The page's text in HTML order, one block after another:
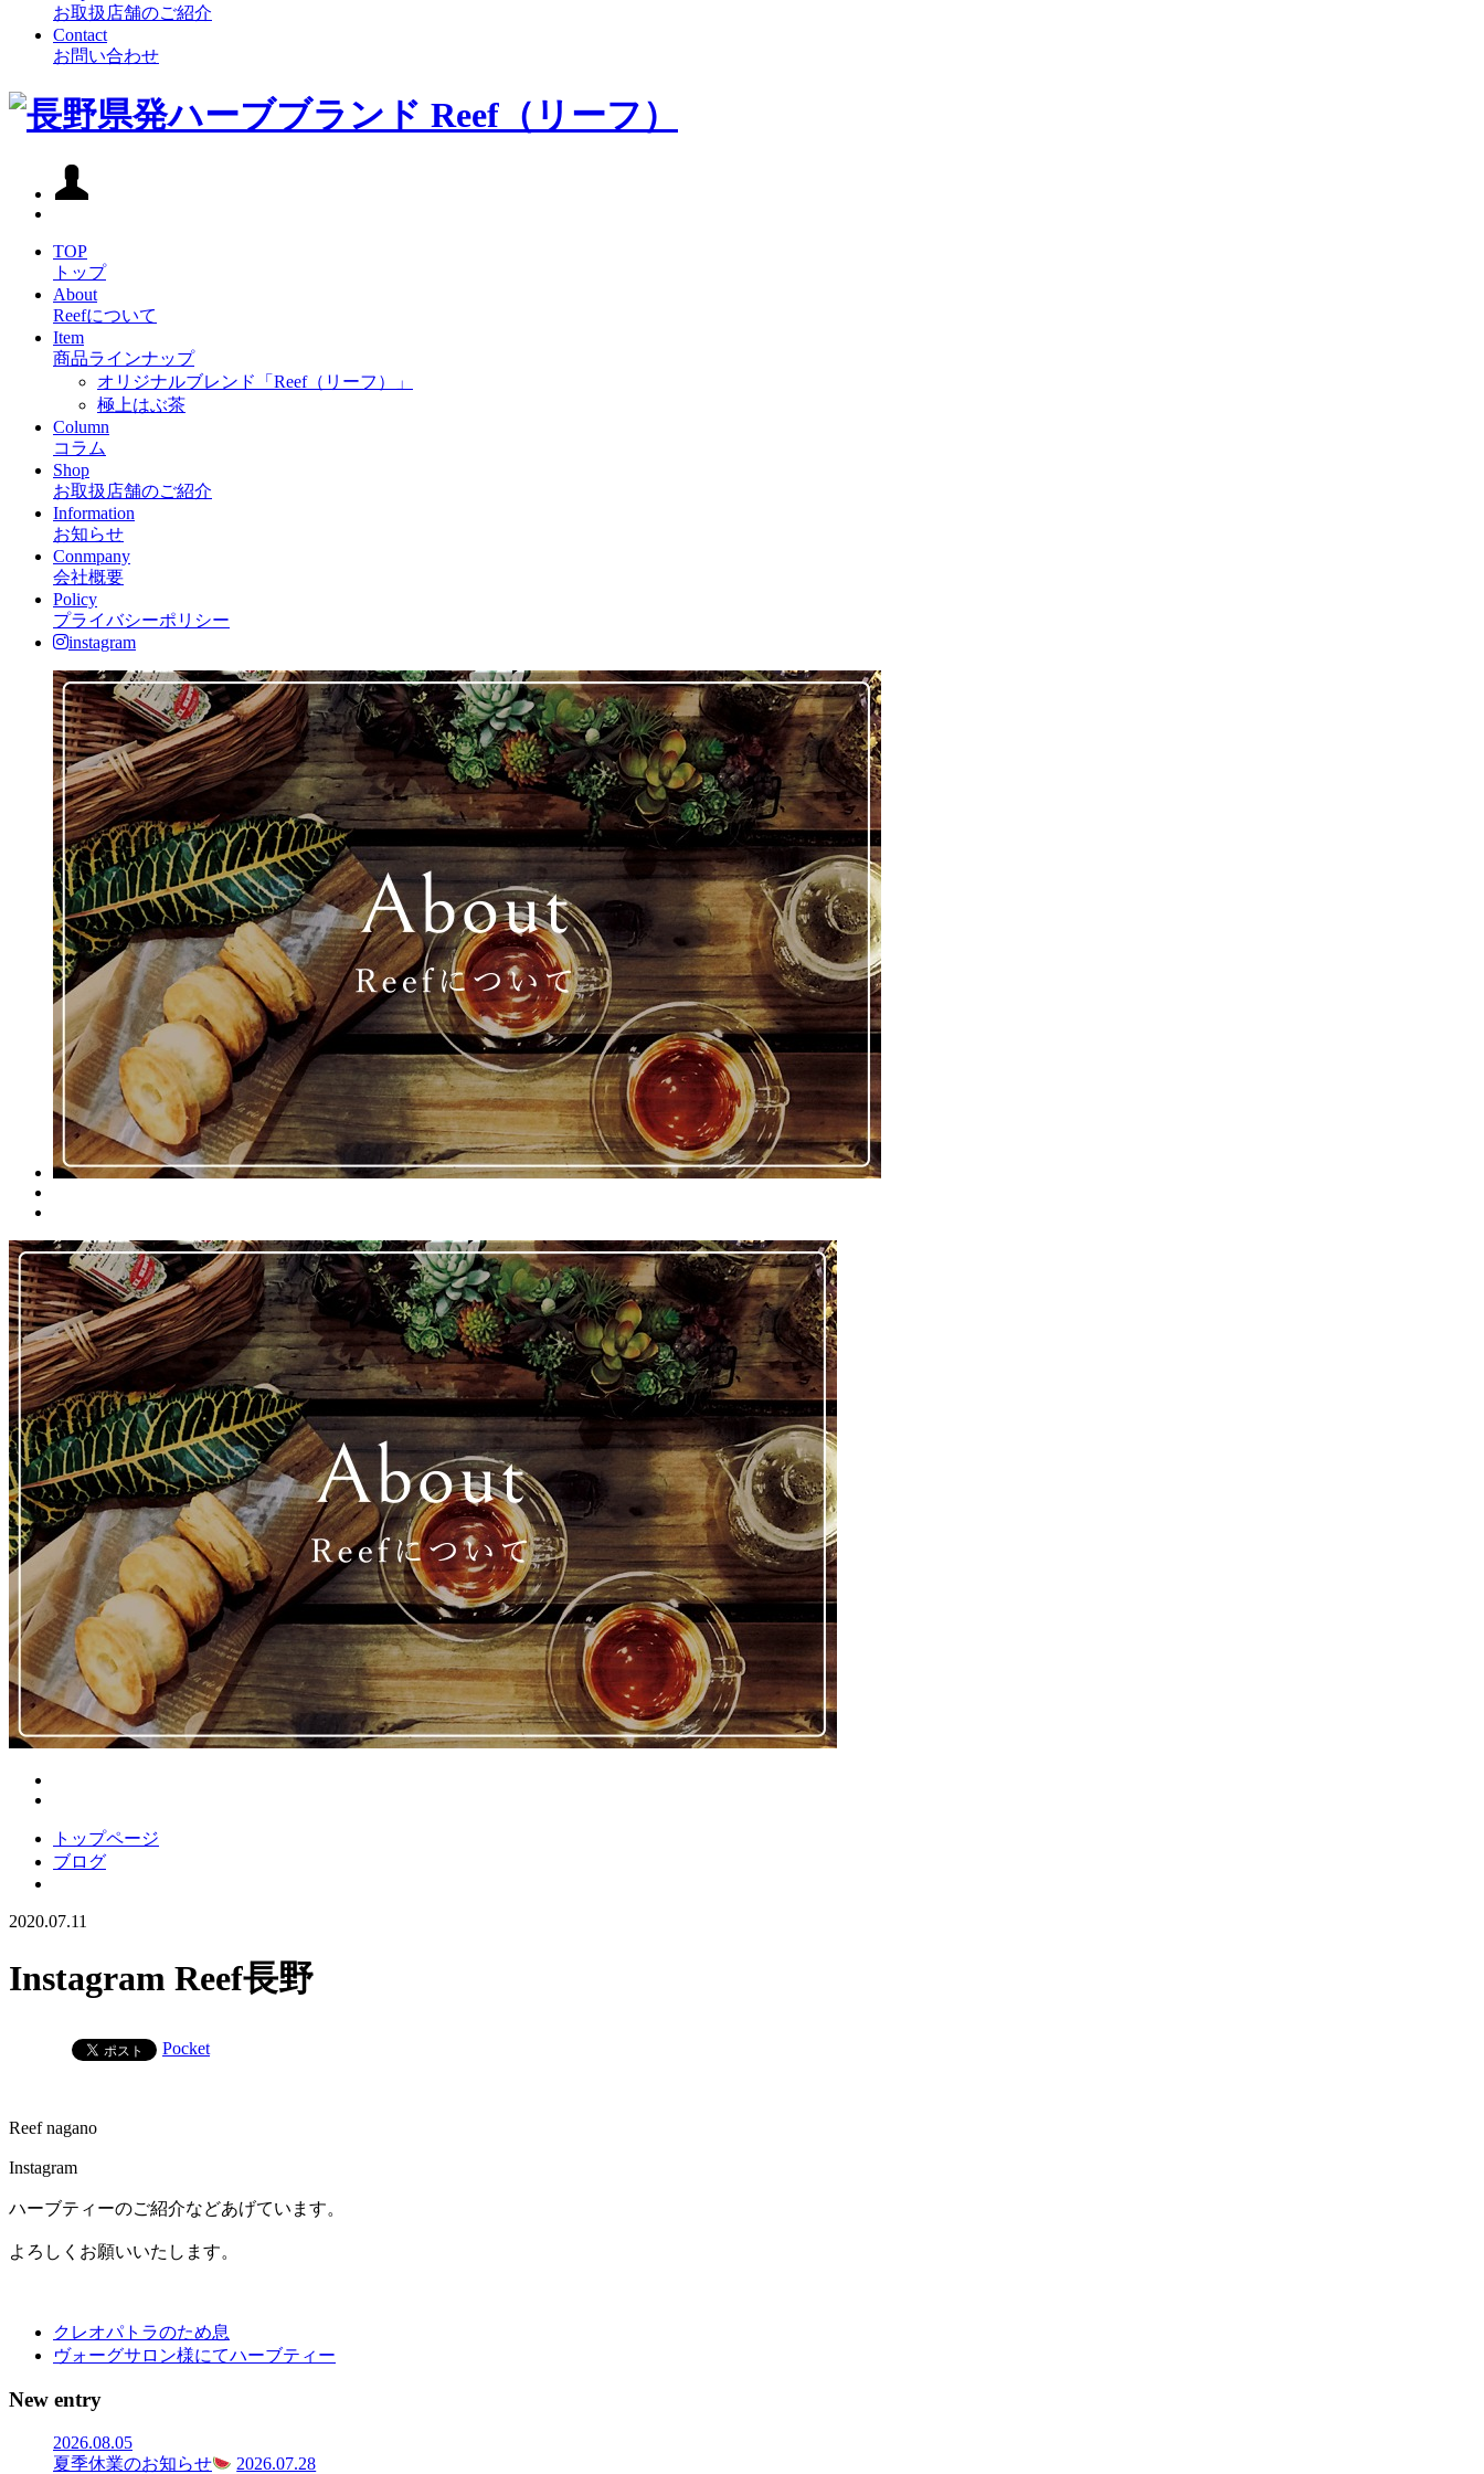
お取扱店舗のご紹介
Contact
お問い合わせ
TOP
トップ
About
Reefについて
Item
商品ラインナップ
オリジナルブレンド「Reef（リーフ）」
極上はぶ茶
Column
コラム
Shop
お取扱店舗のご紹介
Information
お知らせ
Conmpany
会社概要
Policy
プライバシーポリシー
instagram
トップページ
ブログ
2020.07.11
Instagram Reef長野
Pocket
Reef nagano
Instagram
ハーブティーのご紹介などあげています。
よろしくお願いいたします。
クレオパトラのため息
ヴォーグサロン様にてハーブティー
New entry
2026.08.05
夏季休業のお知らせ
2026.07.28